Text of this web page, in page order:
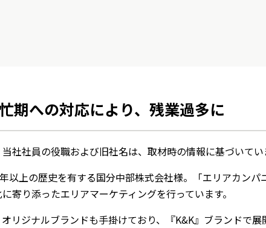
期への対応により、残業過多に
社社員の役職および旧社名は、取材時の情報に基づいてい
以上の歴史を有する国分中部株式会社様。「エリアカン
寄り添ったエリアマーケティングを行っています。
リジナルブランドも手掛けており、『K&K』ブランドで